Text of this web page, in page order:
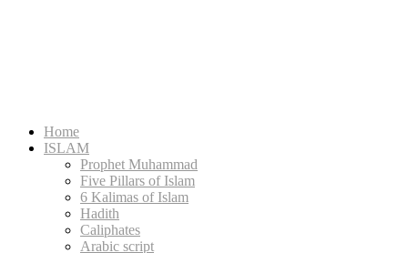
Home
ISLAM
Prophet Muhammad
Five Pillars of Islam
6 Kalimas of Islam
Hadith
Caliphates
Arabic script